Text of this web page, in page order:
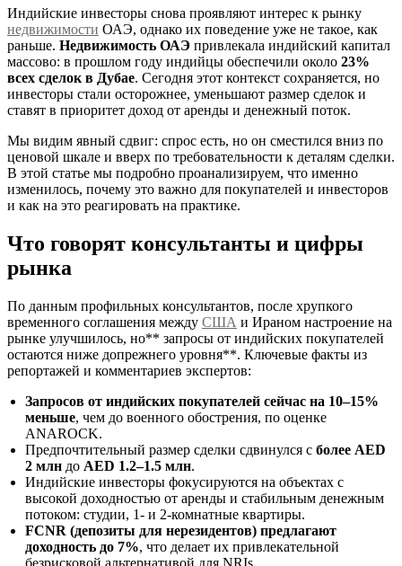
Индийские инвесторы снова проявляют интерес к рынку
недвижимости ОАЭ, однако их поведение уже не такое, как
раньше. Недвижимость ОАЭ привлекала индийский капитал
массово: в прошлом году индийцы обеспечили около 23%
всех сделок в Дубае. Сегодня этот контекст сохраняется, но
инвесторы стали осторожнее, уменьшают размер сделок и
ставят в приоритет доход от аренды и денежный поток.
Мы видим явный сдвиг: спрос есть, но он сместился вниз по
ценовой шкале и вверх по требовательности к деталям сделки.
В этой статье мы подробно проанализируем, что именно
изменилось, почему это важно для покупателей и инвесторов
и как на это реагировать на практике.
Что говорят консультанты и цифры
рынка
По данным профильных консультантов, после хрупкого
временного соглашения между США и Ираном настроение на
рынке улучшилось, но** запросы от индийских покупателей
остаются ниже допрежнего уровня**. Ключевые факты из
репортажей и комментариев экспертов:
Запросов от индийских покупателей сейчас на 10–15%
меньше, чем до военного обострения, по оценке
ANAROCK.
Предпочтительный размер сделки сдвинулся с более AED
2 млн до AED 1.2–1.5 млн.
Индийские инвесторы фокусируются на объектах с
высокой доходностью от аренды и стабильным денежным
потоком: студии, 1‑ и 2‑комнатные квартиры.
FCNR (депозиты для нерезидентов) предлагают
доходность до 7%, что делает их привлекательной
безрисковой альтернативой для NRIs.